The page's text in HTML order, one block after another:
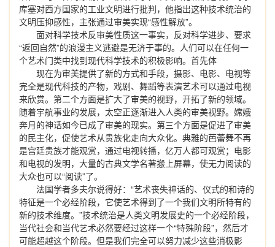
库塞对西方国家的工业文明进行批判，他指出这种技术统治的
文明压抑感性，主张通过审美实现“感性解放”。
面对科学技术反审美性质这一事实，反对科学进步、要求
“返回自然”的浪漫主义逃避是无济于事的。人们可以在任何一
个艺术门类中找到现代科学技术的积极影响。首先体
现在为审美提供了新的方式和手段，摄影、电影、电视等
完全是现代科技的产物，戏剧、舞蹈等表演艺术可以通过电视
来欣赏。第二个方面是扩大了审美的视野，开拓了新的领域。
随着宇航事业的发展，太空正逐渐进入人类的审美视野。嫦娥
奔月的神话如今已成了审美的现实。第三个方面是促进了审美
的民主化，促使艺术从贵族化走向大众化。典雅的芭蕾舞不再
是宫廷贵族才能观赏，通过电视转播，亿万人都可观赏；电影
和电视的发明，大量的古典文学名著搬上屏幕，使无力阅读的
大众也可以“阅读”了。
法国学者多夫尔说得好：“艺术丧失神话的、仪式的和诗的
特征是一个必经阶段，它使艺术得到了一个我们文明所特有的
新的技术维度。”技术统治是人类文明发展史的一个必经阶段，
当代社会和当代艺术必然要经过这样一个“特殊阶段”，然后才
可能超越这个阶段。但是我们完全可以努力减少这些消极影